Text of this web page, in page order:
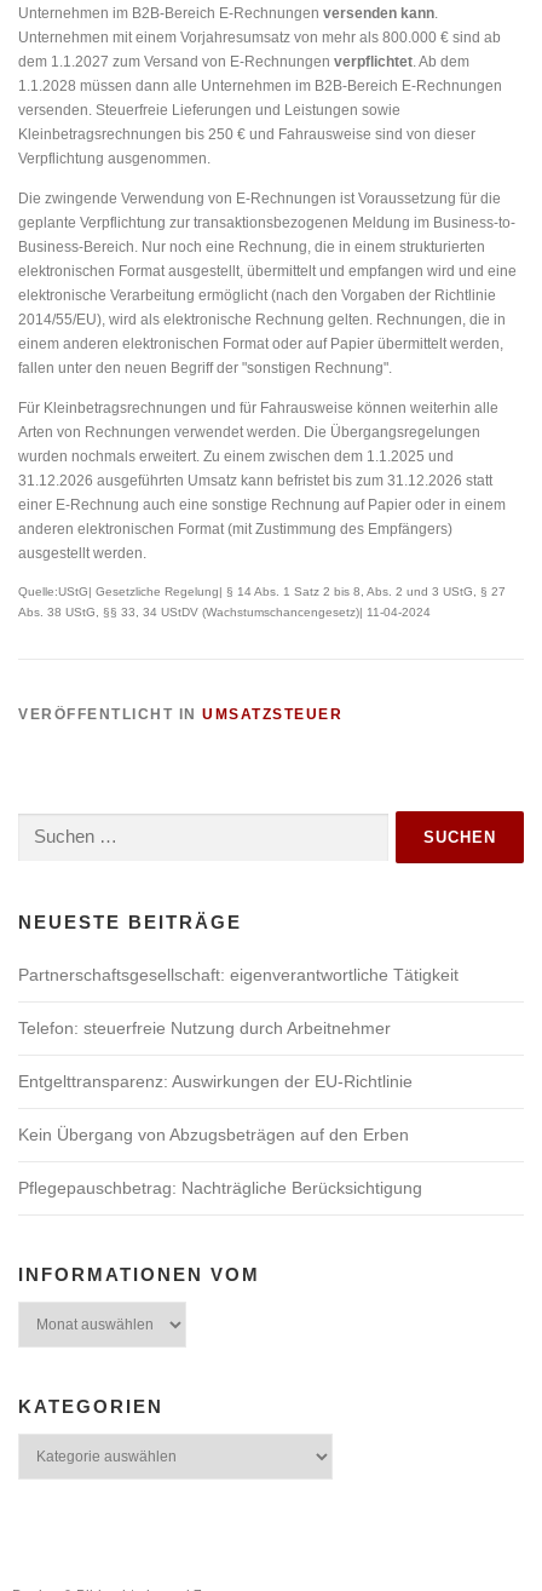
Unternehmen im B2B-Bereich E-Rechnungen versenden kann.
Unternehmen mit einem Vorjahresumsatz von mehr als 800.000 € sind ab
dem 1.1.2027 zum Versand von E-Rechnungen verpflichtet. Ab dem
1.1.2028 müssen dann alle Unternehmen im B2B-Bereich E-Rechnungen
versenden. Steuerfreie Lieferungen und Leistungen sowie
Kleinbetragsrechnungen bis 250 € und Fahrausweise sind von dieser
Verpflichtung ausgenommen.
Die zwingende Verwendung von E-Rechnungen ist Voraussetzung für die
geplante Verpflichtung zur transaktionsbezogenen Meldung im Business-to-
Business-Bereich. Nur noch eine Rechnung, die in einem strukturierten
elektronischen Format ausgestellt, übermittelt und empfangen wird und eine
elektronische Verarbeitung ermöglicht (nach den Vorgaben der Richtlinie
2014/55/EU), wird als elektronische Rechnung gelten. Rechnungen, die in
einem anderen elektronischen Format oder auf Papier übermittelt werden,
fallen unter den neuen Begriff der "sonstigen Rechnung".
Für Kleinbetragsrechnungen und für Fahrausweise können weiterhin alle
Arten von Rechnungen verwendet werden. Die Übergangsregelungen
wurden nochmals erweitert. Zu einem zwischen dem 1.1.2025 und
31.12.2026 ausgeführten Umsatz kann befristet bis zum 31.12.2026 statt
einer E-Rechnung auch eine sonstige Rechnung auf Papier oder in einem
anderen elektronischen Format (mit Zustimmung des Empfängers)
ausgestellt werden.
Quelle:UStG| Gesetzliche Regelung| § 14 Abs. 1 Satz 2 bis 8, Abs. 2 und 3 UStG, § 27
Abs. 38 UStG, §§ 33, 34 UStDV (Wachstumschancengesetz)| 11-04-2024
VERÖFFENTLICHT IN UMSATZSTEUER
NEUESTE BEITRÄGE
Partnerschaftsgesellschaft: eigenverantwortliche Tätigkeit
Telefon: steuerfreie Nutzung durch Arbeitnehmer
Entgelttransparenz: Auswirkungen der EU-Richtlinie
Kein Übergang von Abzugsbeträgen auf den Erben
Pflegepauschbetrag: Nachträgliche Berücksichtigung
INFORMATIONEN VOM
KATEGORIEN